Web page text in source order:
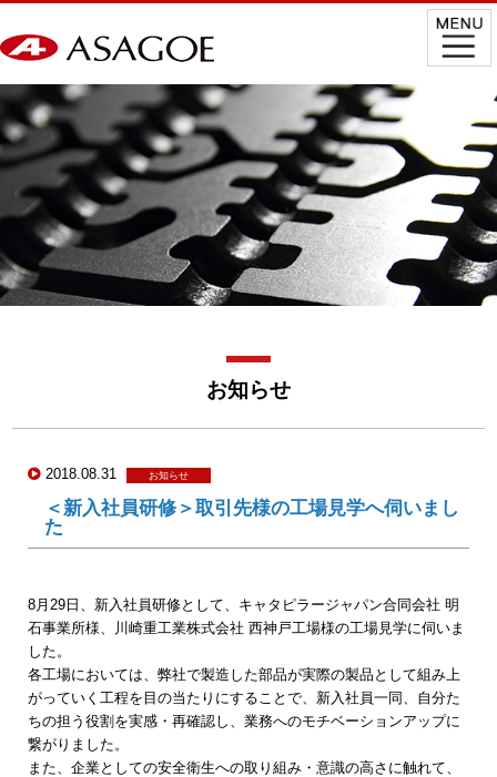
お知らせ
2018.08.31 お知らせ
＜新入社員研修＞取引先様の工場見学へ伺いまし
た
8月29日、新入社員研修として、キャタピラージャパン合同会社 明
石事業所様、川崎重工業株式会社 西神戸工場様の工場見学に伺いま
した。
各工場においては、弊社で製造した部品が実際の製品として組み上
がっていく工程を目の当たりにすることで、新入社員一同、自分た
ちの担う役割を実感・再確認し、業務へのモチベーションアップに
繋がりました。
また、企業としての安全衛生への取り組み・意識の高さに触れて、